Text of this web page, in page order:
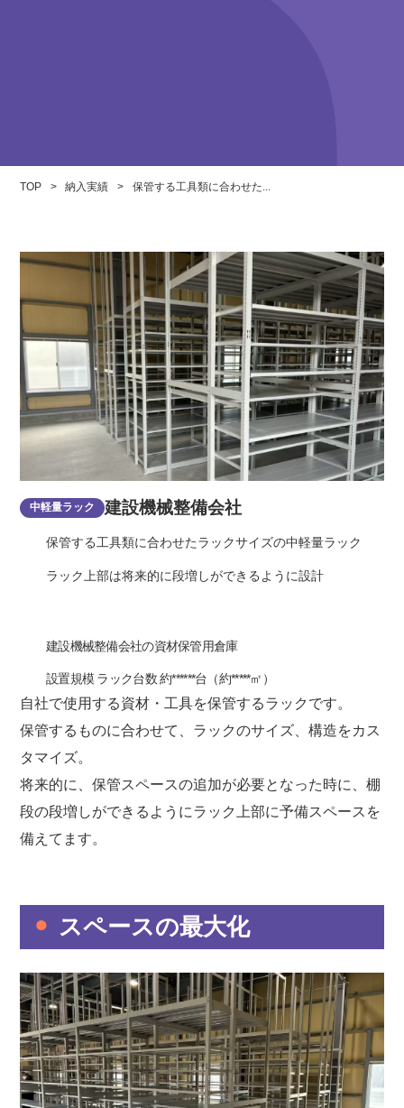
TOP > 納入実績 > 保管する工具類に合わせた...
中軽量ラック 建設機械整備会社
保管する工具類に合わせたラックサイズの中軽量ラック
ラック上部は将来的に段増しができるように設計
建設機械整備会社の資材保管用倉庫
設置規模 ラック台数 約******台（約*****㎡）
自社で使用する資材・工具を保管するラックです。
保管するものに合わせて、ラックのサイズ、構造をカス
タマイズ。
将来的に、保管スペースの追加が必要となった時に、棚
段の段増しができるようにラック上部に予備スペースを
備えてます。
スペースの最大化